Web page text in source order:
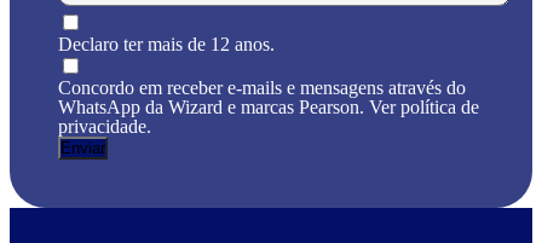
Declaro ter mais de 12 anos.
Concordo em receber e-mails e mensagens através do
WhatsApp da Wizard e marcas Pearson. Ver política de
privacidade.